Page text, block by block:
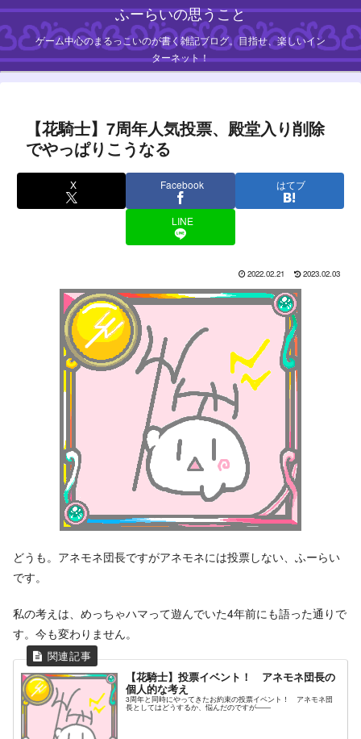
ふーらいの思うこと
ゲーム中心のまるっこいのが書く雑記ブログ。目指せ、楽しいイン
ターネット！
【花騎士】7周年人気投票、殿堂入り削除
でやっぱりこうなる
X Facebook はてブ
LINE
2022.02.21 2023.02.03
どうも。アネモネ団長ですがアネモネには投票しない、ふーらい
です。
私の考えは、めっちゃハマって遊んでいた4年前にも語った通りで
す。今も変わりません。
【花騎士】投票イベント！ アネモネ団長の
個人的な考え
3周年と同時にやってきたお約束の投票イベント！ アネモネ団
長としてはどうするか、悩んだのですが――